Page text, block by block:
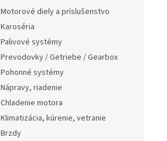
Motorové diely a príslušenstvo
Karoséria
Palivové systémy
Prevodovky / Getriebe / Gearbox
Pohonné systémy
Nápravy, riadenie
Chladenie motora
Klimatizácia, kúrenie, vetranie
Brzdy